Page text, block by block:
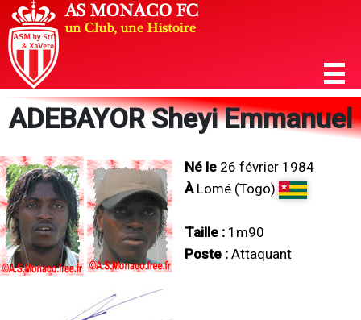
ADEBAYOR Sheyi Emmanuel
Né le 26 février 1984
ÀLomé (Togo)
Taille : 1m90
Poste : Attaquant